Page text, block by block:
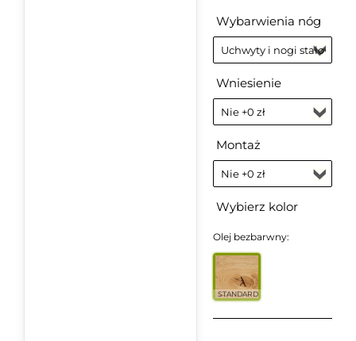
Wybarwienia nóg
Wniesienie
Montaż
Wybierz kolor
Olej bezbarwny:
STANDARD